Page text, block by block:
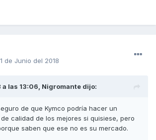
1 de Junio del 2018
a las 13:06, Nigromante dijo:
de que Kymco podría hacer un
calidad de los mejores si quisiese, pero
saben que ese no es su mercado.